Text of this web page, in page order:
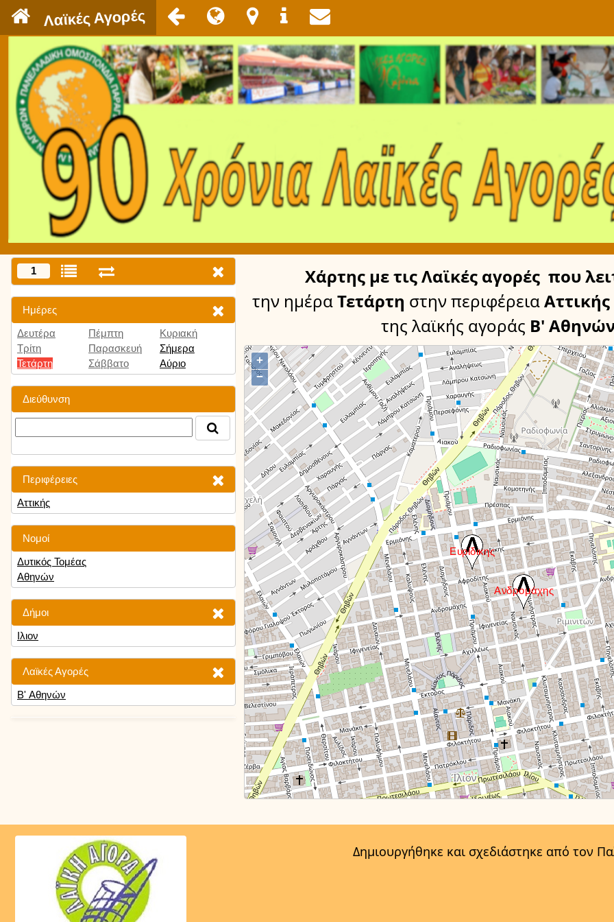
Λαϊκές Αγορές
1
Ημέρες
Δευτέρα
Τρίτη
Τετάρτη
Πέμπτη
Παρασκευή
Σάββατο
Κυριακή
Σήμερα
Αύριο
Διεύθυνση
Περιφέρειες
Αττικής
Νομοί
Δυτικός Τομέας
Αθηνών
Δήμοι
Ιλιον
Λαϊκές Αγορές
Β' Αθηνών
Χάρτης με τις Λαϊκές αγορές που
την ημέραΤετάρτη στην περιφέρειαΑττικής
της λαϊκής αγοράς Β'
+
−
Δημιουργήθηκε και σχεδιάστηκε από τον